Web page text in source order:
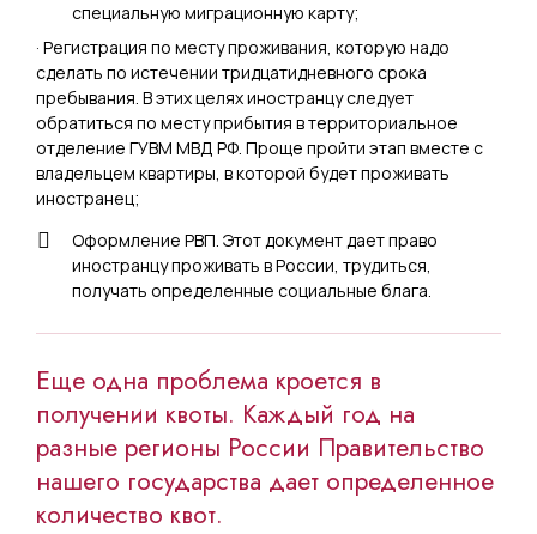
специальную миграционную карту;
· Регистрация по месту проживания, которую надо
сделать по истечении тридцатидневного срока
пребывания. В этих целях иностранцу следует
обратиться по месту прибытия в территориальное
отделение ГУВМ МВД РФ. Проще пройти этап вместе с
владельцем квартиры, в которой будет проживать
иностранец;
Оформление РВП. Этот документ дает право
иностранцу проживать в России, трудиться,
получать определенные социальные блага.
Еще одна проблема кроется в
получении квоты. Каждый год на
разные регионы России Правительство
нашего государства дает определенное
количество квот.